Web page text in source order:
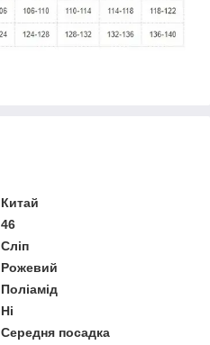
Китай
46
Сліп
Рожевий
Поліамід
Ні
Середня посадка